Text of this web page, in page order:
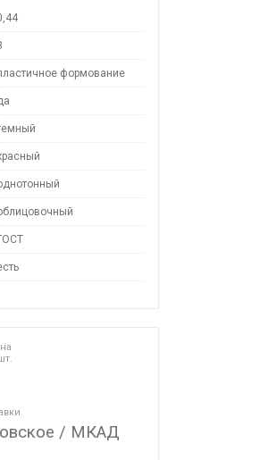
формование
/ МКАД